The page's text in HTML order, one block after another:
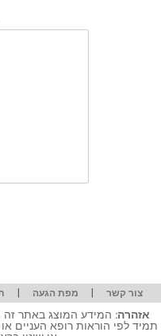
צור קשר | מפת הגעה |
אזהרה: המידע המוצג באתר זה
תמיד לפי הוראות רופא העניים